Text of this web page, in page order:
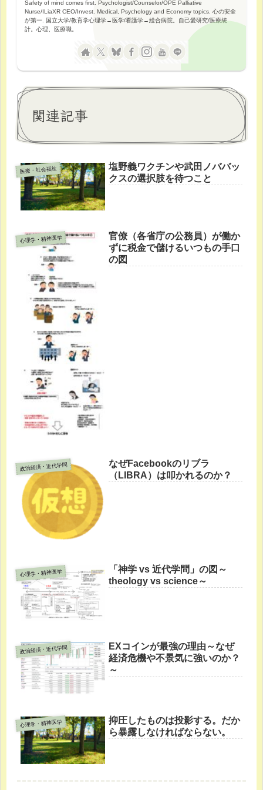
Safety of mind comes first. Psychologist/Counselor/OPE Palliative
Nurse/ILiaXR CEO/Invest. Medical, Psychology and Economy topics. 心の安全
が第一. 国立大学/教育学心理学→医学/看護学→総合病院。自己愛研究/医療統
計。心理、医療職。
関連記事
医療・社会福祉
塩野義ワクチンや武田ノババッ
クスの選択肢を待つこと
心理学・精神医学
官僚（各省庁の公務員）が働か
ずに税金で儲けるいつもの手口
の図
政治経済・近代学問
なぜFacebookのリブラ
（LIBRA）は叩かれるのか？
心理学・精神医学
「神学 vs 近代学問」の図～
theology vs science～
政治経済・近代学問
EXコインが最強の理由～なぜ
経済危機や不景気に強いのか？
～
心理学・精神医学
抑圧したものは投影する。だか
ら暴露しなければならない。